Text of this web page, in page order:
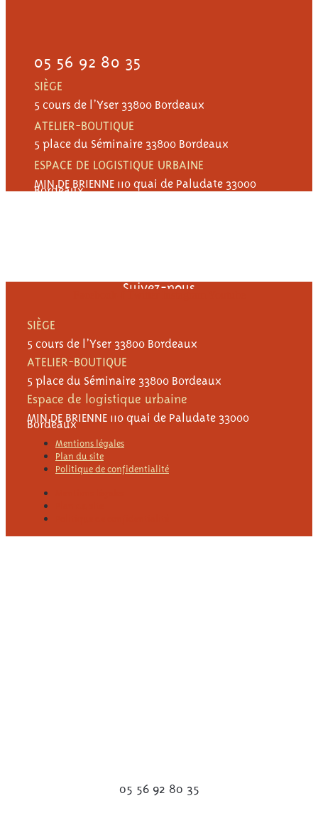
05 56 92 80 35
SIÈGE
5 cours de l’Yser 33800 Bordeaux
ATELIER-BOUTIQUE
5 place du Séminaire 33800 Bordeaux
ESPACE DE LOGISTIQUE URBAINE
MIN DE BRIENNE 110 quai de Paludate 33000
Bordeaux
Suivez-nous
SIÈGE
5 cours de l’Yser 33800 Bordeaux
ATELIER-BOUTIQUE
5 place du Séminaire 33800 Bordeaux
Espace de logistique urbaine
MIN DE BRIENNE 110 quai de Paludate 33000
Bordeaux
Mentions légales
Plan du site
Politique de confidentialité
05 56 92 80 35